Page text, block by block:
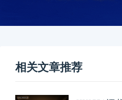
相关文章推荐